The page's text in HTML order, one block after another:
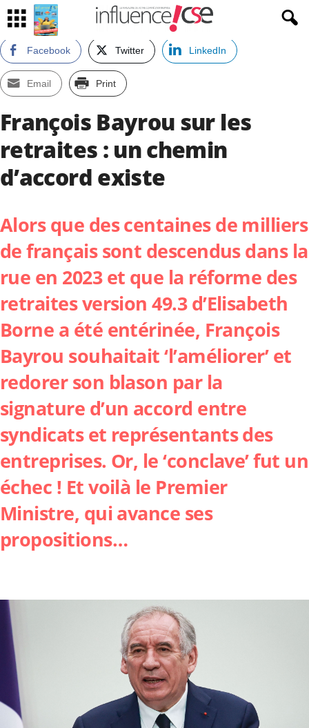
Facebook Twitter LinkedIn
Email Print
François Bayrou sur les
retraites : un chemin
d’accord existe
Alors que des centaines de milliers
de français sont descendus dans la
rue en 2023 et que la réforme des
retraites version 49.3 d’Elisabeth
Borne a été entérinée, François
Bayrou souhaitait ‘l’améliorer’ et
redorer son blason par la
signature d’un accord entre
syndicats et représentants des
entreprises. Or, le ‘conclave’ fut un
échec ! Et voilà le Premier
Ministre, qui avance ses
propositions…